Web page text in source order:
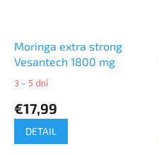
Moringa extra strong
Vesantech 1800 mg
3 – 5 dní
€17,99
DETAIL